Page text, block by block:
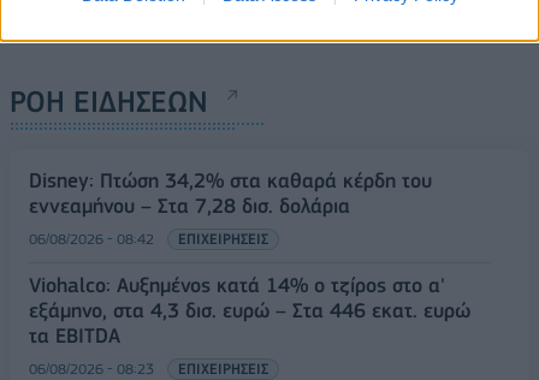
ΡΟΗ ΕΙΔΗΣΕΩΝ
Disney: Πτώση 34,2% στα καθαρά κέρδη του
εννεαμήνου – Στα 7,28 δισ. δολάρια
06/08/2026 - 08:42 ΕΠΙΧΕΙΡΗΣΕΙΣ
Viohalco: Αυξημένος κατά 14% ο τζίρος στο α'
εξάμηνο, στα 4,3 δισ. ευρώ – Στα 446 εκατ. ευρώ
τα EBITDA
06/08/2026 - 08:23 ΕΠΙΧΕΙΡΗΣΕΙΣ